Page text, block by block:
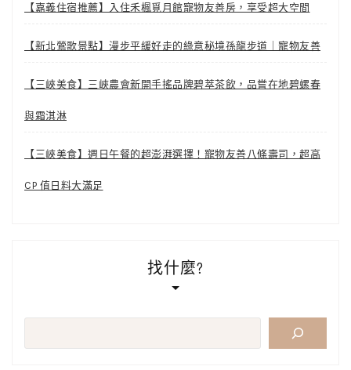
【嘉義住宿推薦】入住禾楓覓月館寵物友善房，享受超大空間
【新北鶯歌景點】漫步平緩好走的綠意秘境孫龍步道｜寵物友善
【三峽美食】三峽農會新開手搖品牌碧萃茶飲，品嘗在地碧螺春
與霜淇淋
【三峽美食】週日午餐的超澎湃選擇！寵物友善八條壽司，超高
CP 值日料大滿足
找什麼?